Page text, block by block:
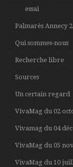
essai
Palmarès Annecy
Qui sommes-nous
Recherche libre
Sources
Un certain regard
VivaMag du 02
Vivamag du 04
VivaMag du 05
VivaMag du 10